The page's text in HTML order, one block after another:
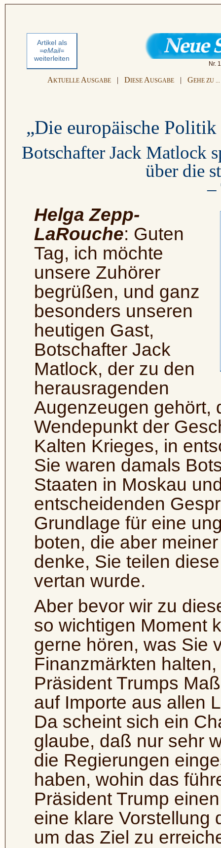
Artikel als
=eMail=
weiterleiten
Nr.
AKTUELLE AUSGABE | DIESE AUSGABE | GEHE ZU ...
„Die europäische
Botschafter Jack Matlock
über die
–
Helga Zepp-
LaRouche: Guten
Tag, ich möchte
unsere Zuhörer
begrüßen, und ganz
besonders unseren
heutigen Gast,
Botschafter Jack
Matlock, der zu den
herausragenden
Augenzeugen gehört,
Wendepunkt der
Kalten Krieges, in
Sie waren damals
Staaten in Moskau
entscheidenden
Grundlage für eine
boten, die aber
denke, Sie teilen
vertan wurde.
Aber bevor wir zu
so wichtigen Moment
gerne hören, was Sie
Finanzmärkten
Präsident Trumps
auf Importe aus allen
Da scheint sich ein
glaube, daß nur sehr
die Regierungen
haben, wohin das
Präsident Trump
eine klare Vorstellung
um das Ziel zu